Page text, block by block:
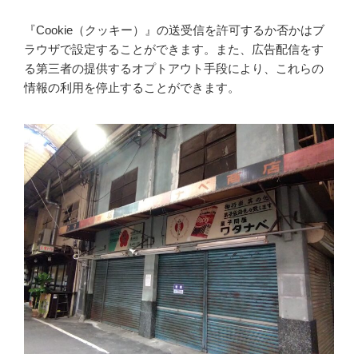
『Cookie（クッキー）』の送受信を許可するか否かはブ
ラウザで設定することができます。また、広告配信をす
る第三者の提供するオプトアウト手段により、これらの
情報の利用を停止することができます。